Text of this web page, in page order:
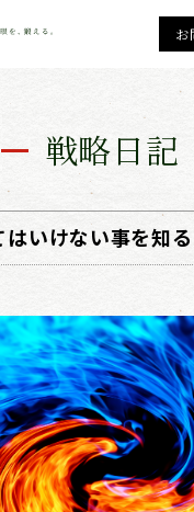
お
一望千里
経営戦略
勉強会一覧
個別相談
戦略日記
はいけない事を知